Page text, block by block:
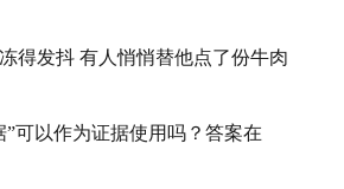
得发抖 有人悄悄替他点了份牛肉
”可以作为证据使用吗？答案在